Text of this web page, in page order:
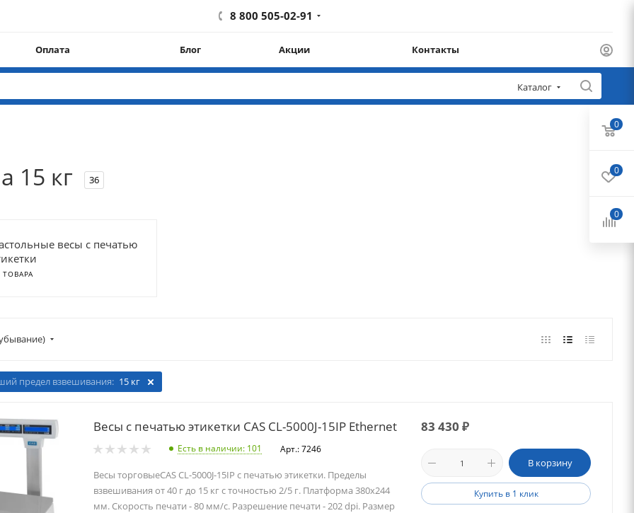
8 800 505-02-91
Оплата Блог Акции Контакты
Каталог
15 кг 36
весы с печатью
ТОВАРА
предел взвешивания: 15 кг
Весы с печатью этикетки CAS CL-5000J-15IP Ethernet
Есть в наличии: 101 Арт.: 7246
Весы торговыеCAS CL-5000J-15IP с печатью этикетки. Пределы
взвешивания от 40 г до 15 кг с точностью 2/5 г. Платформа 380х244
мм. Скорость печати - 80 мм/с. Разрешение печати - 202 dpi. Размер
83 430 ₽
В корзину
Купить в 1 клик
0
0
0